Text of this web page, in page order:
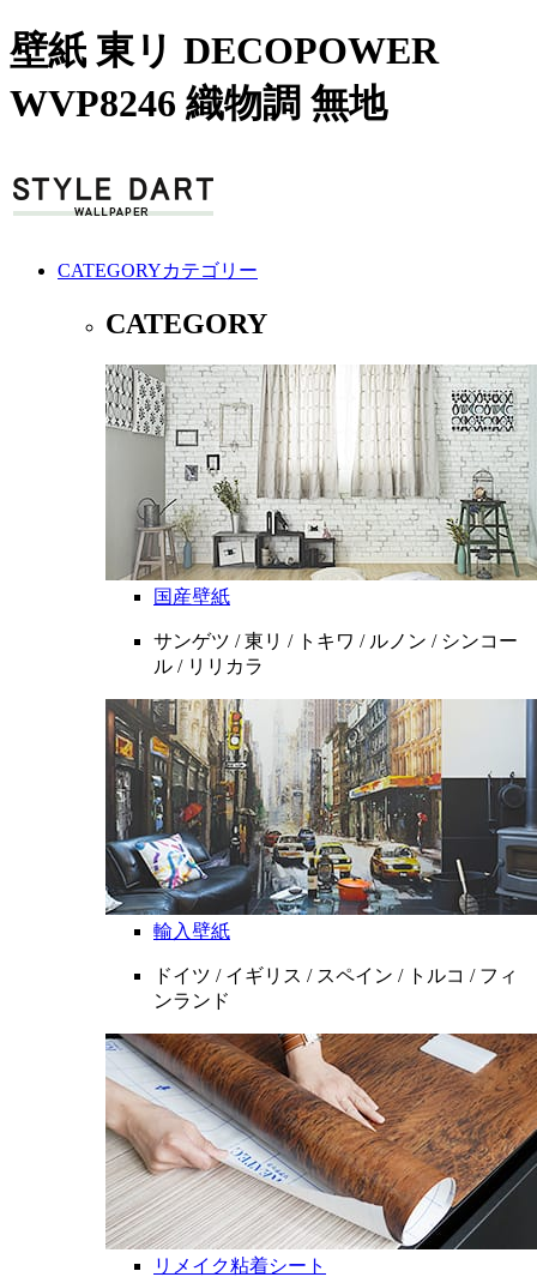
壁紙 東リ DECOPOWER
WVP8246 織物調 無地
CATEGORYカテゴリー
CATEGORY
国産壁紙
サンゲツ / 東リ / トキワ / ルノン / シンコー
ル / リリカラ
輸入壁紙
ドイツ / イギリス / スペイン / トルコ / フィ
ンランド
リメイク粘着シート